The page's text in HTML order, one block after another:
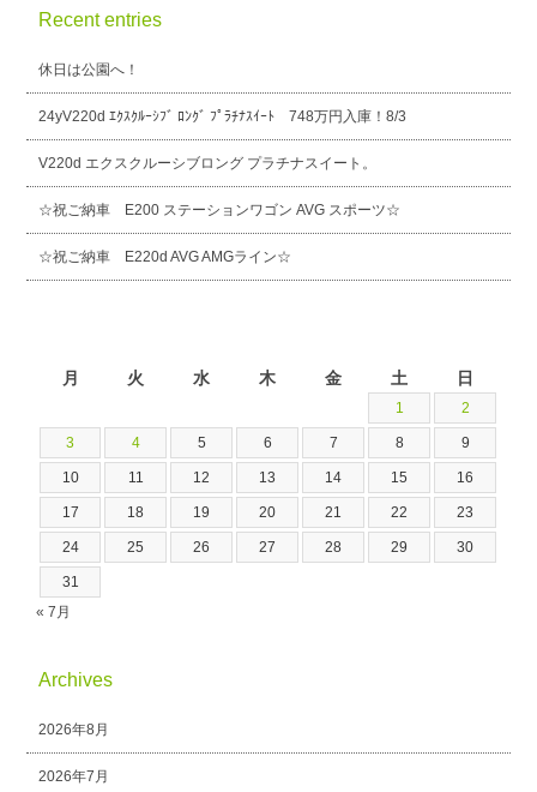
Recent entries
休日は公園へ！
24yV220d ｴｸｽｸﾙｰｼﾌﾞ ﾛﾝｸﾞ ﾌﾟﾗﾁﾅｽｲｰﾄ 748万円入庫！8/3
V220d エクスクルーシブロング プラチナスイート。
☆祝ご納車 E200 ステーションワゴン AVG スポーツ☆
☆祝ご納車 E220d AVG AMGライン☆
月 火 水 木 金 土 日
1 2
3 4 5 6 7 8 9
10 11 12 13 14 15 16
17 18 19 20 21 22 23
24 25 26 27 28 29 30
31
« 7月
Archives
2026年8月
2026年7月